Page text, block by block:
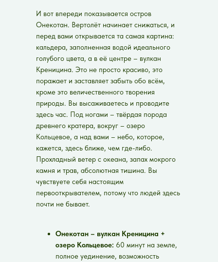
И вот впереди показывается остров
Онекотан. Вертолёт начинает снижаться, и
перед вами открывается та самая картина:
кальдера, заполненная водой идеального
голубого цвета, а в её центре – вулкан
Креницина. Это не просто красиво, это
поражает и заставляет забыть обо всём,
кроме это величественного творения
природы. Вы высаживаетесь и проводите
здесь час. Под ногами – твёрдая порода
древнего кратера, вокруг – озеро
Кольцевое, а над вами – небо, которое,
кажется, здесь ближе, чем где-либо.
Прохладный ветер с океана, запах мокрого
камня и трав, абсолютная тишина. Вы
чувствуете себя настоящим
первооткрывателем, потому что людей здесь
почти не бывает.
Онекотан – вулкан Креницина +
озеро Кольцевое: 60 минут на земле,
полное уединение, возможность